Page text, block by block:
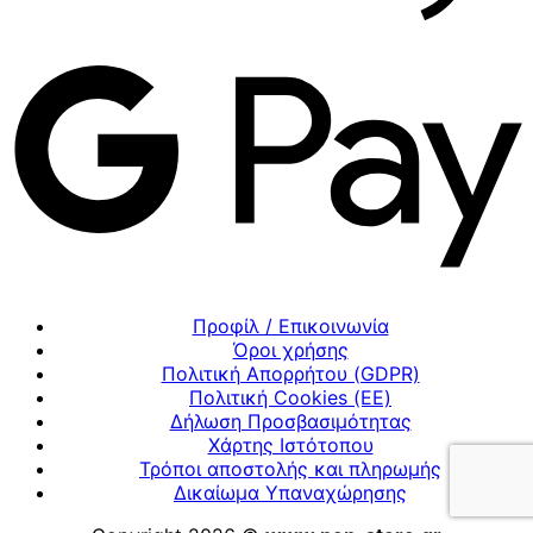
Προφίλ / Επικοινωνία
Όροι χρήσης
Πολιτική Απορρήτου (GDPR)
Πολιτική Cookies (ΕΕ)
Δήλωση Προσβασιμότητας
Χάρτης Ιστότοπου
Τρόποι αποστολής και πληρωμής
Δικαίωμα Υπαναχώρησης